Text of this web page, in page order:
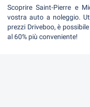
Scoprire Saint-Pierre e
vostra auto a noleggio.
prezzi Driveboo, è
al 60% più conveniente!